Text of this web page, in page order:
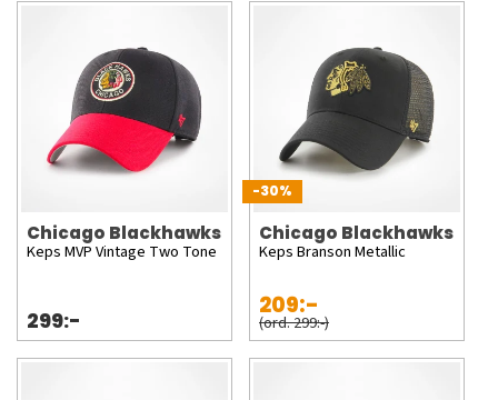
Chicago Blackhawks
Keps MVP Vintage Two Tone
299:-
-30%
Chicago Blackhawks
Keps Branson Metallic
209:-
(ord. 299:-)